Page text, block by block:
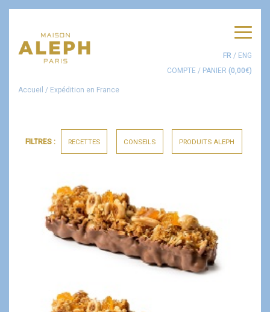
FR / ENG
COMPTE / PANIER (0,00€)
Accueil / Expédition en France
FILTRES : RECETTES CONSEILS PRODUITS ALEPH